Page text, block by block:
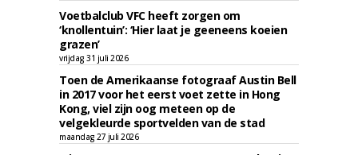
Voetbalclub VFC heeft zorgen om
‘knollentuin’: ‘Hier laat je geeneens koeien
grazen’
vrijdag 31 juli 2026
Toen de Amerikaanse fotograaf Austin Bell
in 2017 voor het eerst voet zette in Hong
Kong, viel zijn oog meteen op de
velgekleurde sportvelden van de stad
maandag 27 juli 2026